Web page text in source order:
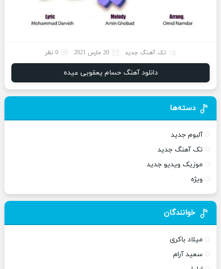
تک آهنگ جدید 20 مارس 2021 0 نظر
دانلود آهنگ حسام یعقوبی عیده
دسته‌ها
آلبوم جدید
تک آهنگ جدید
موزیک ویدیو جدید
ویژه
خوانندگان
میلاد باکری
سعید آرام